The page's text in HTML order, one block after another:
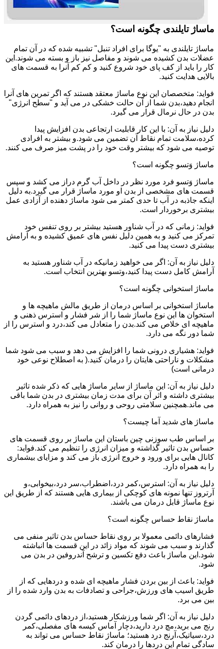
ماساژ تایلندی چگونه است؟
ماساژ تایلندی به "یوگا برای افراد تنبل" تشبیه شده که در آن تمام
عضلات بدن کشیده می شوند و مفاصل نیز باز و بسته می شوند.این
کار را باید از کف پای خود شروع کنید و کم کم آنرا به قسمت های
بالایی هدایت کنید.
فواید: متخصصان این نوع ماساژ معتقد هستند که اگر تمرین های آنرا
انجام دهید،بدن شما از آن حالت خشکی در می آید و "سطح انرژی"
بدن در حال نرمال قرار می گیرد.
دلیل نیاز به آن: با این کار قابلیت ارتجاعی بدن افزایش پیدا
کرده،سلامت تمام نقاط آن تضمین می شود.و بیشتر به افرادی
توصیه می شود که بیشتر وقت خود را در پشت میز صرف می کنند.
ماساژ وَتسو چگونه است؟
ماساژ وَتسو فرد مورد نظر در داخل آب گرم دراز می کشد و سپس
قسمت های مشخصی از بدن او مورد ماساژ قرار می گیرد.به دلیل
اینکه جاذبه در آب تا حدی کمتر می شود ماساژ دهنده از آزادی عمل
بیشتری برخوردار است.
فواید: زمانی که در آب شناور هستید بیشتر بر روی تنفس خود
تمرکز می کنید و به همین دلیل نفس های عمیق کشیده و به آرامش
بیشتری دست پیدا می کنید.
دلیل نیاز به آن: اگر می خواهید زمانیکه در آب شناور هستید به
آرامش کامل دست پیدا کنید،وتسو بهترین انتخاب است.
ماساژ استخوانی چگونه است؟
ماساژ استخوانی بر اساس درمان از طریق مالش ماهیچه ها و
استخوان ها این نوع ماساژ شما را از شر فشار و استرس ذهنی و
ماهیچه ای خلاص می کند.بدن را متعادل می کند،درد و استرس را از
شما دور نگه می دارد.
فواید: هشیاری درونی شما را افزایش می دهد و سبب می شود شما
مشکلات و ناراحتی هایتان را درمان کنید.( به اصطلاح نوعی خود
درمانی است)
دلیل نیاز به آن: این ماساژ از سایر ماساژ هایی که ذکر شده تاثیر
بیشتری داشته و اثر آن برای مدت زمان بیشتری در بدن شما باقی
می ماند.همچنین سلامتی روحی و روانی را نیز به همراه دارد.
ماساژ های شدید آما چیست؟
بر اساس طب سوزنی چین باستان این ماساژ بر روی قسمت های
حساس بدن تاثیر گذاشته و میزان انرژی را تنظیم می کند.فواید:
کانال هایی برای ورود و خروج انرژی باز می کند و مزایای بیشماری
را به همراه دارد.
دلیل نیاز به آن: استرس،کمر درد،اضطراب،سر درد،بیخوابی،و
آرتروز تنها نمونه های کوچکی از بیماری هایی هستند که از طریق این
نوع ماساژ قابل درمان می باشند.
ماساژ نقاط حساس چگونه است؟
فشارهای دائمی معمولا بر روی نقاط حساس بدن تاثیر منفی می
گذارند و سبب می شوند که مواد زائد در این قسمت ها انباشته
شود.این ماساژ باعث دفع تکسین و ترشح آندروفین در بدن می
شود.
فواید: باعث از بین بردن فشار ماهیچه ای شده و دردهایی که از
طریق اسیب های ورزش،جراحی و تصادفات به بدن وارد شده را از
بین می برد.
دلیل نیاز به آن: اگر شما ورزشکار هستید،از دردهای دائمی گردن
رنج می برید،مچ درد دارید،دچار آماس کیسه های مفصلی،کمر
درد،سیاتیک،آرنج درد هستید؛ ماساژ نقاط حساس می تواند به
سادگی تمام این دردها را درمان کند.